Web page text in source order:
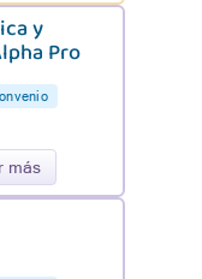
y
Pro
más